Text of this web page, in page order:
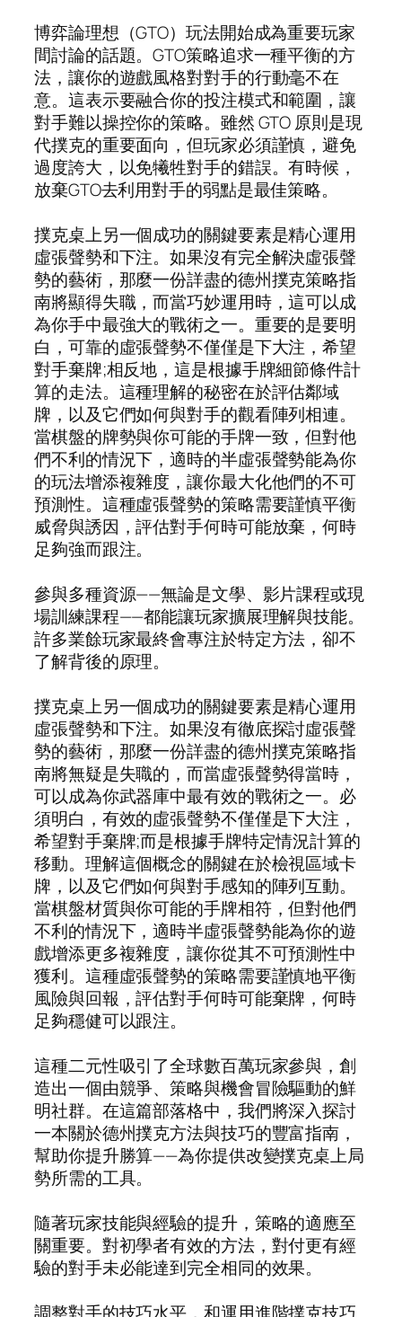
博弈論理想（GTO）玩法開始成為重要玩家
間討論的話題。GTO策略追求一種平衡的方
法，讓你的遊戲風格對對手的行動毫不在
意。這表示要融合你的投注模式和範圍，讓
對手難以操控你的策略。雖然 GTO 原則是現
代撲克的重要面向，但玩家必須謹慎，避免
過度誇大，以免犧牲對手的錯誤。有時候，
放棄GTO去利用對手的弱點是最佳策略。
撲克桌上另一個成功的關鍵要素是精心運用
虛張聲勢和下注。如果沒有完全解決虛張聲
勢的藝術，那麼一份詳盡的德州撲克策略指
南將顯得失職，而當巧妙運用時，這可以成
為你手中最強大的戰術之一。重要的是要明
白，可靠的虛張聲勢不僅僅是下大注，希望
對手棄牌;相反地，這是根據手牌細節條件計
算的走法。這種理解的秘密在於評估鄰域
牌，以及它們如何與對手的觀看陣列相連。
當棋盤的牌勢與你可能的手牌一致，但對他
們不利的情況下，適時的半虛張聲勢能為你
的玩法增添複雜度，讓你最大化他們的不可
預測性。這種虛張聲勢的策略需要謹慎平衡
威脅與誘因，評估對手何時可能放棄，何時
足夠強而跟注。
參與多種資源——無論是文學、影片課程或現
場訓練課程——都能讓玩家擴展理解與技能。
許多業餘玩家最終會專注於特定方法，卻不
了解背後的原理。
撲克桌上另一個成功的關鍵要素是精心運用
虛張聲勢和下注。如果沒有徹底探討虛張聲
勢的藝術，那麼一份詳盡的德州撲克策略指
南將無疑是失職的，而當虛張聲勢得當時，
可以成為你武器庫中最有效的戰術之一。必
須明白，有效的虛張聲勢不僅僅是下大注，
希望對手棄牌;而是根據手牌特定情況計算的
移動。理解這個概念的關鍵在於檢視區域卡
牌，以及它們如何與對手感知的陣列互動。
當棋盤材質與你可能的手牌相符，但對他們
不利的情況下，適時半虛張聲勢能為你的遊
戲增添更多複雜度，讓你從其不可預測性中
獲利。這種虛張聲勢的策略需要謹慎地平衡
風險與回報，評估對手何時可能棄牌，何時
足夠穩健可以跟注。
這種二元性吸引了全球數百萬玩家參與，創
造出一個由競爭、策略與機會冒險驅動的鮮
明社群。在這篇部落格中，我們將深入探討
一本關於德州撲克方法與技巧的豐富指南，
幫助你提升勝算——為你提供改變撲克桌上局
勢所需的工具。
隨著玩家技能與經驗的提升，策略的適應至
關重要。對初學者有效的方法，對付更有經
驗的對手未必能達到完全相同的效果。